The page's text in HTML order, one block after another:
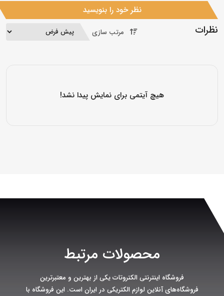
نظر خود را بنویسید
نظرات مرتب سازی
هیچ آیتمی برای نمایش پیدا نشد!
محصولات مرتبط
فروشگاه اینترنتی الکتروتات یکی از بهترین و معتبرترین
فروشگاه‌های آنلاین لوازم الکتریکی در ایران است. این فروشگاه با